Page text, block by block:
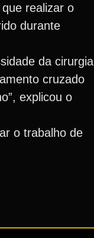
realizar o
durante
da cirurgia
cruzado
explicou o
o trabalho de